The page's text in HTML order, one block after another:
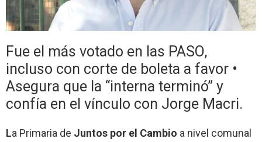
Fue el más votado en las PASO,
incluso con corte de boleta a favor •
Asegura que la “interna terminó” y
confía en el vínculo con Jorge Macri.
La Primaria de Juntos por el Cambio a nivel comunal